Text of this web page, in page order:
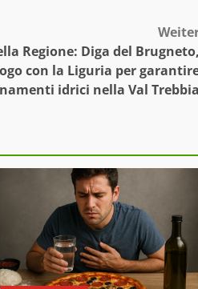
Regione: Diga del
con la Liguria per
idrici nella Val